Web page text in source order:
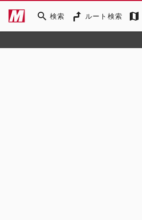
search 検索 ルート検索 map